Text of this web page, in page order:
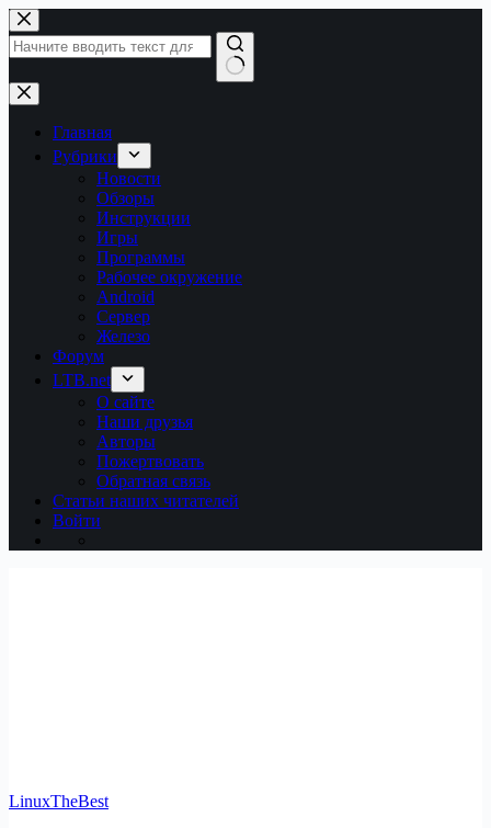
Перейти
к
сути
Ничего
не
найденоГлавная
Рубрики
Новости
Обзоры
Инструкции
Игры
Программы
Рабочее окружение
Android
Сервер
Железо
Форум
LTB.net
О сайте
Наши друзья
Авторы
Пожертвовать
Обратная связь
Статьи наших читателей
Войти
LinuxTheBest